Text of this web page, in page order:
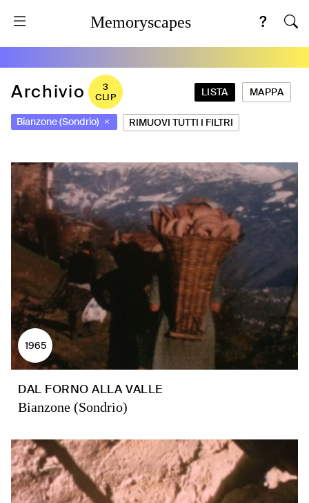
Memoryscapes
Archivio
3
CLIP
LISTA MAPPA
Bianzone (Sondrio) RIMUOVI TUTTI I FILTRI
1965
DAL FORNO ALLA VALLE
Bianzone (Sondrio)